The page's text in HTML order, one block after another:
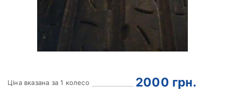
Ціна вказана за 1 колесо 2000 грн.